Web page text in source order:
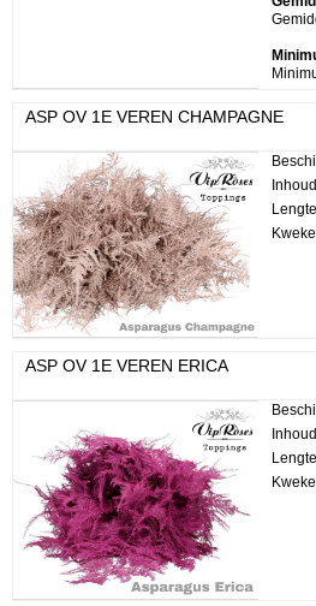
ASP OV 1E VEREN CHAMPAGNE
ASP OV 1E VEREN ERICA